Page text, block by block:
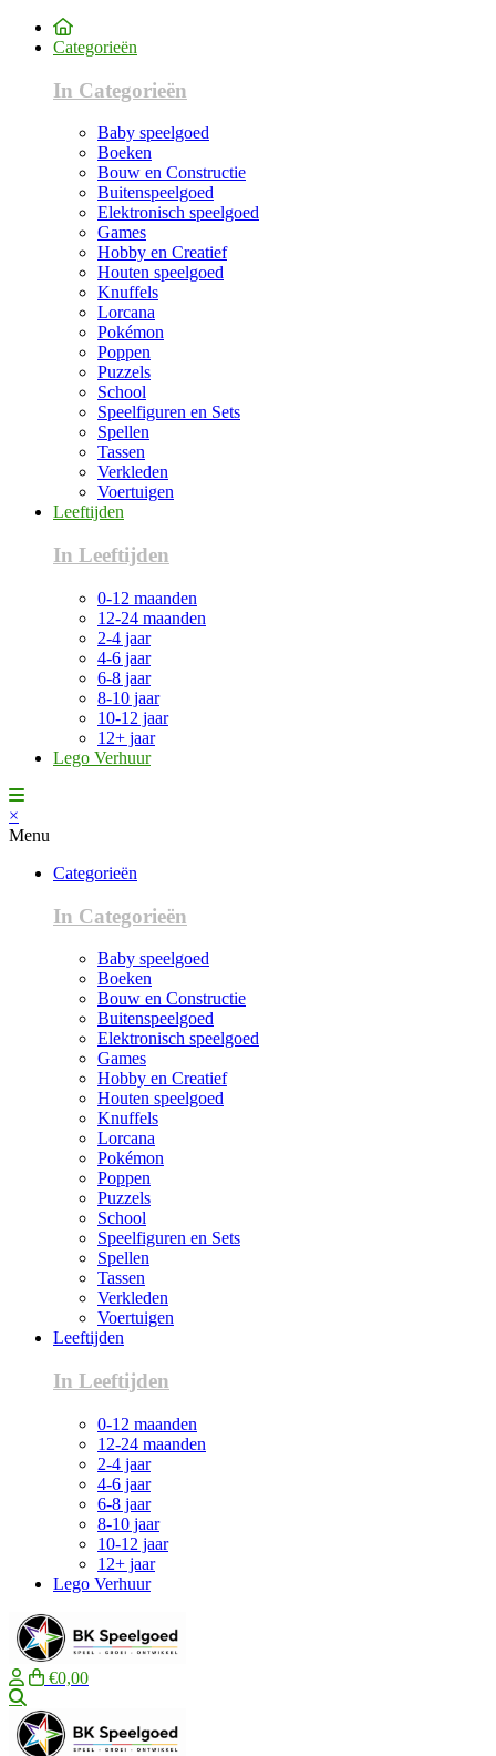
Categorieën
In Categorieën
Baby speelgoed
Boeken
Bouw en Constructie
Buitenspeelgoed
Elektronisch speelgoed
Games
Hobby en Creatief
Houten speelgoed
Knuffels
Lorcana
Pokémon
Poppen
Puzzels
School
Speelfiguren en Sets
Spellen
Tassen
Verkleden
Voertuigen
Leeftijden
In Leeftijden
0-12 maanden
12-24 maanden
2-4 jaar
4-6 jaar
6-8 jaar
8-10 jaar
10-12 jaar
12+ jaar
Lego Verhuur
×
Menu
Categorieën
In Categorieën
Baby speelgoed
Boeken
Bouw en Constructie
Buitenspeelgoed
Elektronisch speelgoed
Games
Hobby en Creatief
Houten speelgoed
Knuffels
Lorcana
Pokémon
Poppen
Puzzels
School
Speelfiguren en Sets
Spellen
Tassen
Verkleden
Voertuigen
Leeftijden
In Leeftijden
0-12 maanden
12-24 maanden
2-4 jaar
4-6 jaar
6-8 jaar
8-10 jaar
10-12 jaar
12+ jaar
Lego Verhuur
€0,00